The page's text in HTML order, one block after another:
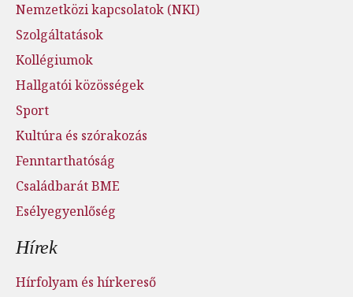
Nemzetközi kapcsolatok (NKI)
Szolgáltatások
Kollégiumok
Hallgatói közösségek
Sport
Kultúra és szórakozás
Fenntarthatóság
Családbarát BME
Esélyegyenlőség
Hírek
Hírfolyam és hírkereső